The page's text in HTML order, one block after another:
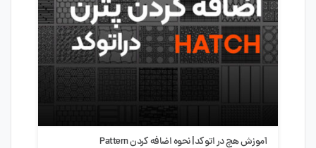
آموزش ساخت پله هوشمند در اتوکد | طراحی سریع و حرفه‌ای